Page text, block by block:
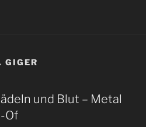
GIGER
und Blut – Metal
Of